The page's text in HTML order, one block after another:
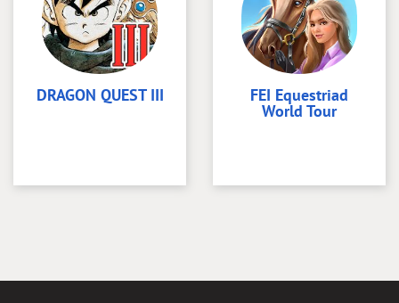
DRAGON QUEST III FEI Equestriad
World Tour